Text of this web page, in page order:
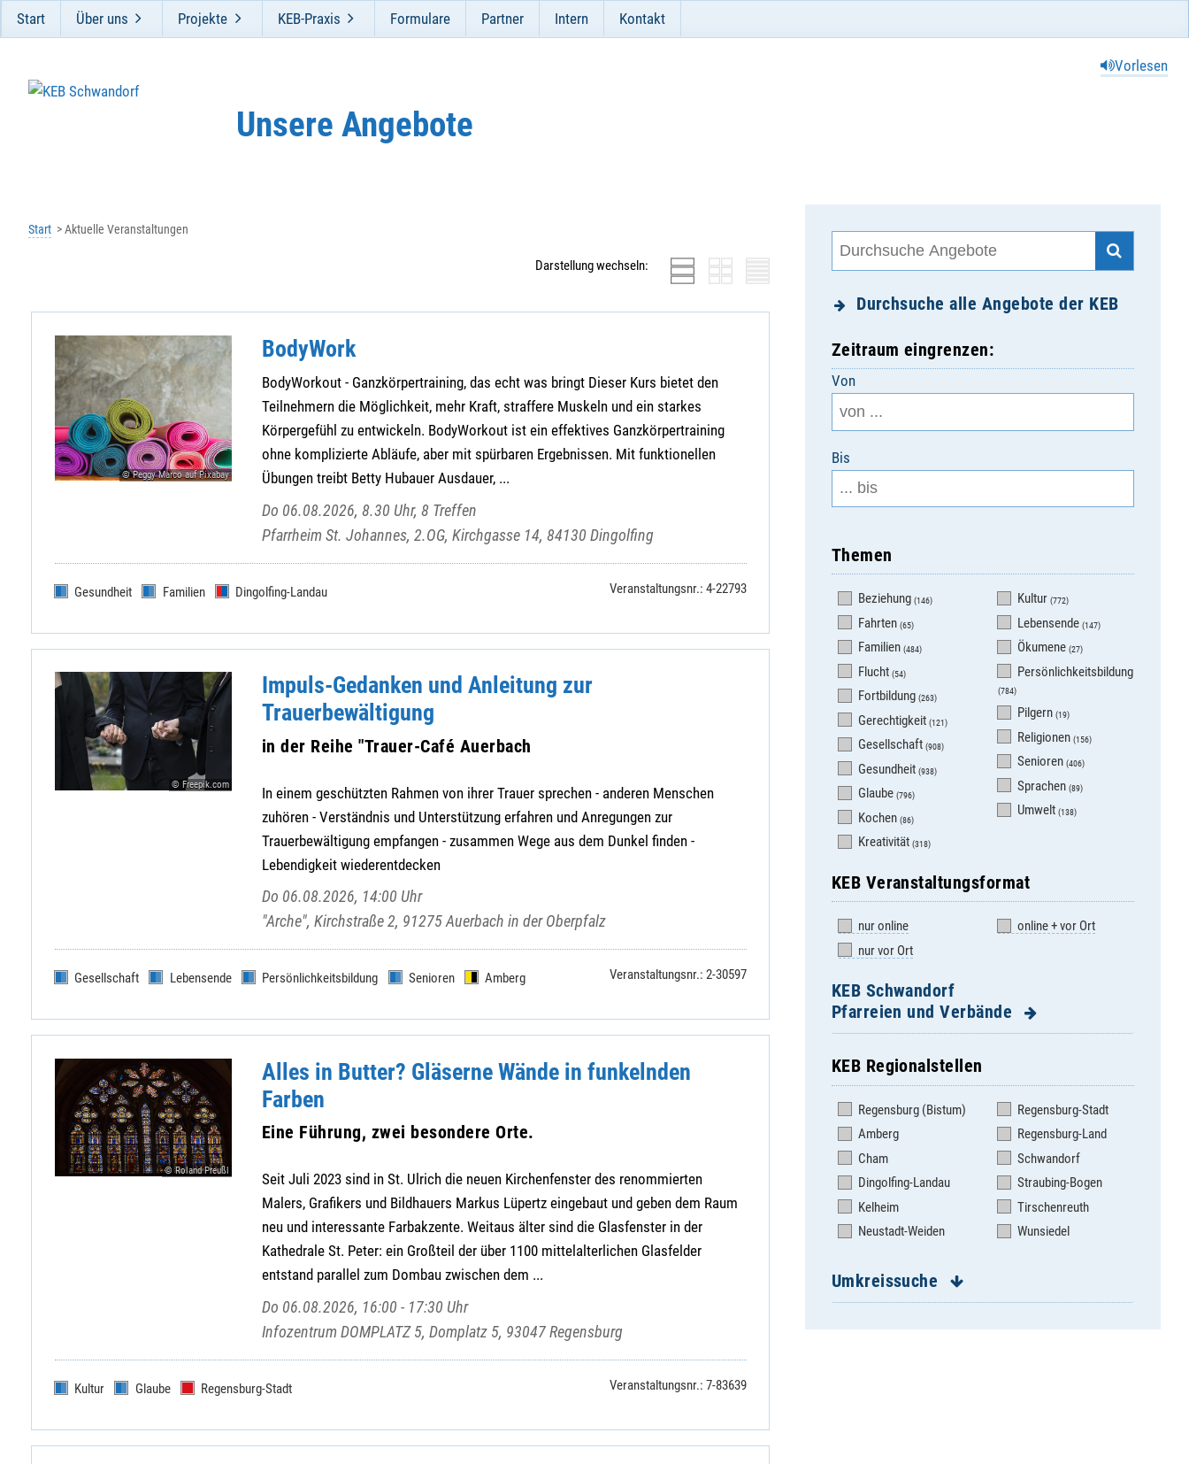
Start Über uns Projekte KEB-Praxis Formulare Partner Intern Kontakt
Vorlesen
Unsere Angebote
Durchsuche alle Angebote der KEB
Zeitraum eingrenzen:
Von
Bis
Themen
Beziehung(146)
Fahrten(65)
Familien(484)
Flucht(54)
Fortbildung(263)
Gerechtigkeit(121)
Gesellschaft(908)
Gesundheit(938)
Glaube(796)
Kochen(86)
Kreativität(318)
Kultur (772)
Lebensende (147)
Ökumene (27)
Persönlichkeitsbildung
(784)
Pilgern (19)
Religionen (156)
Senioren (406)
Sprachen (89)
Umwelt (138)
KEB Veranstaltungsformat
nur online
nur vor Ort
online + vor Ort
KEB Schwandorf
Pfarreien und Verbände
Altendorf - Weidenthal
- Gleiritsch
Bodenwöhr
Bruck
Josef
Vitus
Dieterskirchen
Dietldorf
Premberg
Maxhütte-Haidhof
Schmidgaden-Trisching
Trisching-Rottendorf
KEB Regionalstellen
Regensburg (Bistum)
Amberg
Cham
Dingolfing-Landau
Kelheim
Neustadt-Weiden
Regensburg-Stadt
Regensburg-Land
Schwandorf
Straubing-Bogen
Tirschenreuth
Wunsiedel
Umkreissuche
Start Aktuelle Veranstaltungen
Darstellung wechseln:
© Peggy Marco auf Pixabay
BodyWork
BodyWorkout - Ganzkörpertraining, das echt was bringt Dieser Kurs bietet den
Teilnehmern die Möglichkeit, mehr Kraft, straffere Muskeln und ein starkes
Körpergefühl zu entwickeln. BodyWorkout ist ein effektives Ganzkörpertraining
ohne komplizierte Abläufe, aber mit spürbaren Ergebnissen. Mit funktionellen
Übungen treibt Betty Hubauer Ausdauer, ...
Do 06.08.2026, 8.30 Uhr, 8 Treffen
Pfarrheim St. Johannes, 2.OG, Kirchgasse 14, 84130 Dingolfing
Gesundheit Familien Dingolfing-Landau Veranstaltungsnr.: 4-22793
© Freepik.com
Impuls-Gedanken und Anleitung zur
Trauerbewältigung
in der Reihe "Trauer-Café Auerbach
In einem geschützten Rahmen von ihrer Trauer sprechen - anderen Menschen
zuhören - Verständnis und Unterstützung erfahren und Anregungen zur
Trauerbewältigung empfangen - zusammen Wege aus dem Dunkel finden -
Lebendigkeit wiederentdecken
Do 06.08.2026, 14:00 Uhr
"Arche", Kirchstraße 2, 91275 Auerbach in der Oberpfalz
Gesellschaft Lebensende Persönlichkeitsbildung Senioren Amberg Veranstaltungsnr.: 2-30597
© Roland Preußl
Alles in Butter? Gläserne Wände in funkelnden
Farben
Eine Führung, zwei besondere Orte.
Seit Juli 2023 sind in St. Ulrich die neuen Kirchenfenster des renommierten
Malers, Grafikers und Bildhauers Markus Lüpertz eingebaut und geben dem Raum
neu und interessante Farbakzente. Weitaus älter sind die Glasfenster in der
Kathedrale St. Peter: ein Großteil der über 1100 mittelalterlichen Glasfelder
entstand parallel zum Dombau zwischen dem ...
Do 06.08.2026, 16:00 - 17:30 Uhr
Infozentrum DOMPLATZ 5, Domplatz 5, 93047 Regensburg
Kultur Glaube Regensburg-Stadt Veranstaltungsnr.: 7-83639